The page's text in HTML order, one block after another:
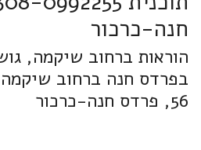
חנה-כרכור
56, פרדס חנה-כרכור